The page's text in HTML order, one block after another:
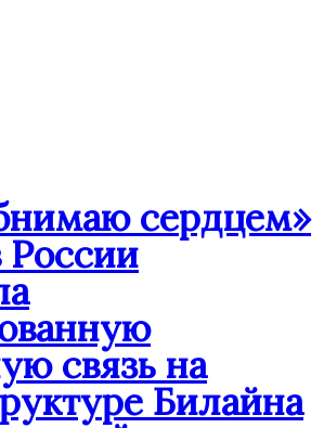
сердцем»
России
связь на
Билайна